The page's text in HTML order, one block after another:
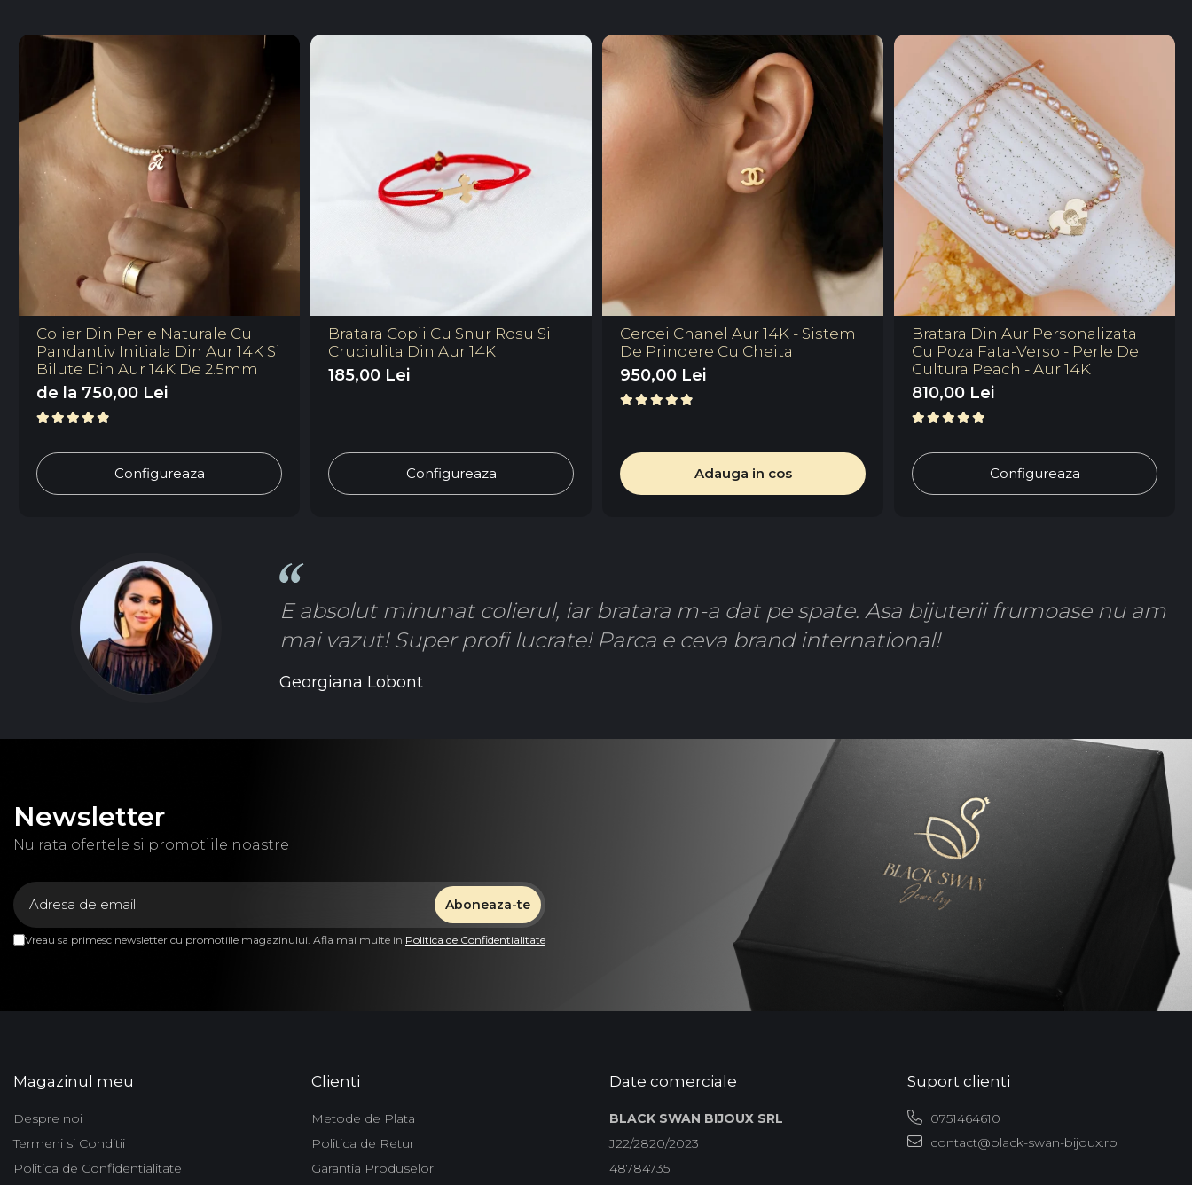
Colier Din Perle Naturale Cu
Pandantiv Initiala Din Aur 14K Si
Bilute Din Aur 14K De 2.5mm
de la 750,00 Lei
Configureaza
Bratara Copii Cu Snur Rosu Si
Cruciulita Din Aur 14K
185,00 Lei
Configureaza
Cercei Chanel Aur 14K - Sistem
De Prindere Cu Cheita
950,00 Lei
Adauga in cos
Bratara Din Aur Personalizata
Cu Poza Fata-Verso - Perle De
Cultura Peach - Aur 14K
810,00 Lei
Configureaza
Georgiana Lobont
E absolut minunat colierul, iar bratara m-a dat pe spate. Asa bijuterii frumoase nu am
mai vazut! Super profi lucrate! Parca e ceva brand international!
Newsletter
Nu rata ofertele si promotiile noastre
Vreau sa primesc newsletter cu promotiile magazinului. Afla mai multe in Politica de Confidentialitate
Magazinul meu
Despre noi
Termeni si Conditii
Politica de Confidentialitate
Clienti
Metode de Plata
Politica de Retur
Garantia Produselor
Date comerciale
BLACK SWAN BIJOUX SRL
J22/2820/2023
48784735
Suport clienti
0751464610
contact@black-swan-bijoux.ro